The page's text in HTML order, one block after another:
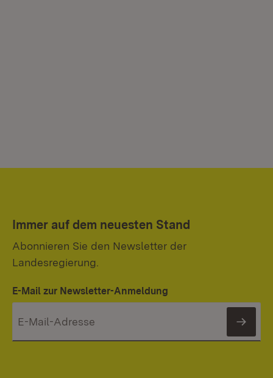
Immer auf dem neuesten Stand
Abonnieren Sie den Newsletter der
Landesregierung.
E-Mail zur Newsletter-Anmeldung